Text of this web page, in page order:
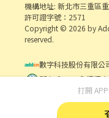
機構地址: 新北市三重區
許可證字號：2571
Copyright © 2026 by
reserved.
數字科技股份有限公
鄧白氏 ESG 永續標章
打開